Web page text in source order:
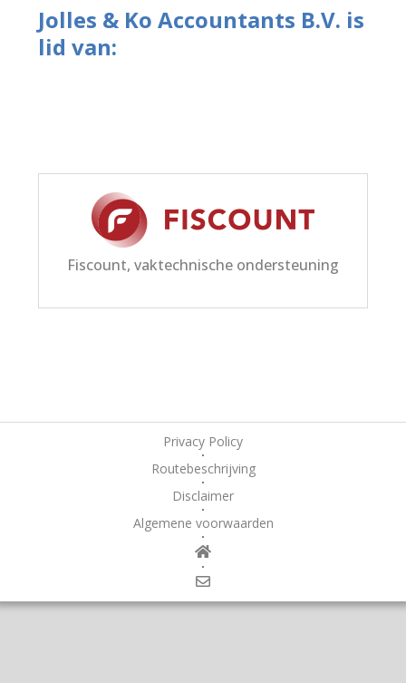
Jolles & Ko Accountants B.V. is
lid van:
Fiscount, vaktechnische ondersteuning
Privacy Policy
Routebeschrijving
Disclaimer
Algemene voorwaarden